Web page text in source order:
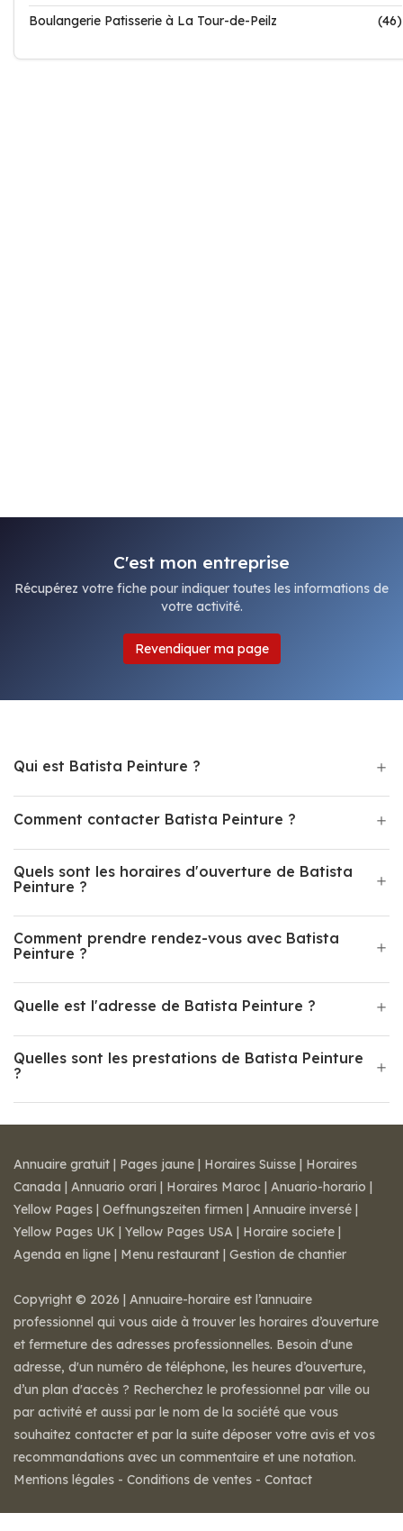
Boulangerie Patisserie à La Tour-de-Peilz
(46)
C'est mon entreprise
Récupérez votre fiche pour indiquer toutes les informations de
votre activité.
Revendiquer ma page
Qui est Batista Peinture ?
Comment contacter Batista Peinture ?
Quels sont les horaires d'ouverture de Batista
Peinture ?
Comment prendre rendez-vous avec Batista
Peinture ?
Quelle est l'adresse de Batista Peinture ?
Quelles sont les prestations de Batista Peinture
?
Annuaire gratuit | Pages jaune | Horaires Suisse | Horaires
Canada | Annuario orari | Horaires Maroc | Anuario-horario |
Yellow Pages | Oeffnungszeiten firmen | Annuaire inversé |
Yellow Pages UK | Yellow Pages USA | Horaire societe |
Agenda en ligne | Menu restaurant | Gestion de chantier
Copyright © 2026 | Annuaire-horaire est l’annuaire
professionnel qui vous aide à trouver les horaires d’ouverture
et fermeture des adresses professionnelles. Besoin d'une
adresse, d'un numéro de téléphone, les heures d’ouverture,
d’un plan d'accès ? Recherchez le professionnel par ville ou
par activité et aussi par le nom de la société que vous
souhaitez contacter et par la suite déposer votre avis et vos
recommandations avec un commentaire et une notation.
Mentions légales - Conditions de ventes - Contact